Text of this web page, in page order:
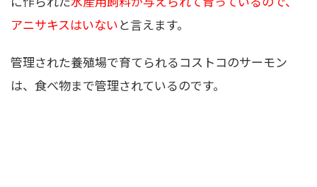
アニサキスはいないと言えます。
管理された養殖場で育てられるコストコのサーモン
は、食べ物まで管理されているのです。